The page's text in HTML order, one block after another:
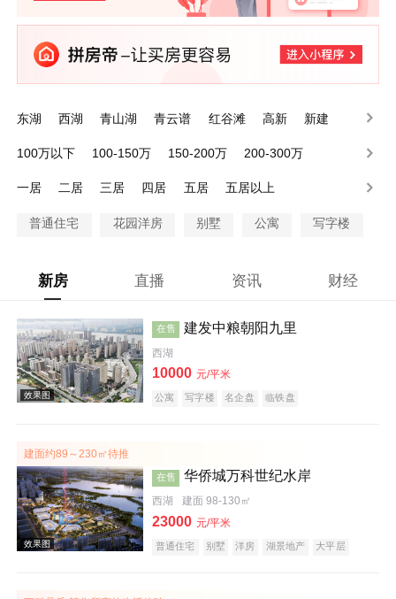
东湖 西湖 青山湖 青云谱 红谷滩 高新
新建
100万以下
100-150万 150-200万
200-300万
一居
二居 三居 四居 五居 五居以上
普通住宅 花园洋房 别墅 公寓 写字楼
新房 直播 资讯 财经
在售 建发中粮朝阳九里
西湖
10000 元/平米
公寓 写字楼 名企盘 临铁盘
建面约89～230㎡待推
在售 华侨城万科世纪水岸
西湖 建面 98-130㎡
23000 元/平米
普通住宅 别墅 洋房 湖景地产
大平层